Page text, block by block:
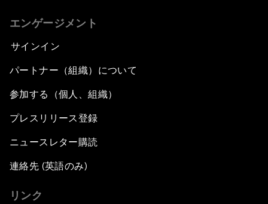
エンゲージメント
サインイン
パートナー（組織）について
参加する（個人、組織）
プレスリリース登録
ニュースレター購読
連絡先 (英語のみ)
リンク